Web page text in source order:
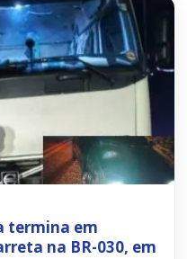
termina em
na BR-030, em